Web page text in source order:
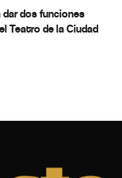
dar dos funciones
Teatro de la Ciudad